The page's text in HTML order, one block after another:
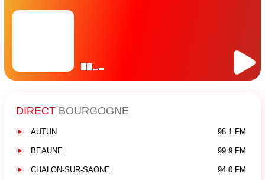
DIRECT BOURGOGNE
AUTUN 98.1 FM
BEAUNE 99.9 FM
CHALON-SUR-SAONE 94.0 FM